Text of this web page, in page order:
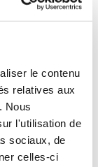
le contenu
relatives aux
Nous
l'utilisation de
sociaux, de
celles-ci